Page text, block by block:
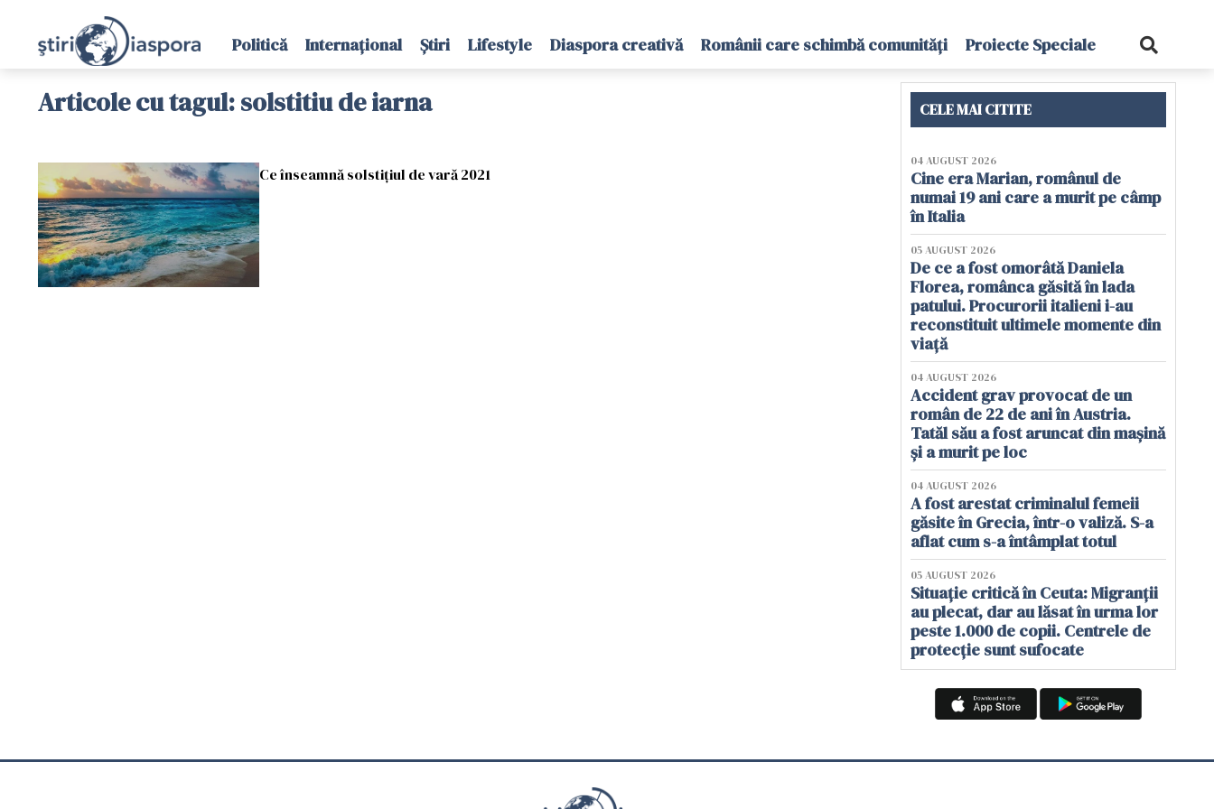
Politică Internațional Știri Lifestyle Diaspora creativă Românii care schimbă comunități Proiecte Speciale
Articole cu tagul: solstitiu de iarna
Ce înseamnă solstițiul de vară 2021
CELE MAI CITITE
04 AUGUST 2026
Cine era Marian, românul de
numai 19 ani care a murit pe câmp
în Italia
05 AUGUST 2026
De ce a fost omorâtă Daniela
Florea, românca găsită în lada
patului. Procurorii italieni i-au
reconstituit ultimele momente din
viață
04 AUGUST 2026
Accident grav provocat de un
român de 22 de ani în Austria.
Tatăl său a fost aruncat din mașină
și a murit pe loc
04 AUGUST 2026
A fost arestat criminalul femeii
găsite în Grecia, într-o valiză. S-a
aflat cum s-a întâmplat totul
05 AUGUST 2026
Situație critică în Ceuta: Migranții
au plecat, dar au lăsat în urma lor
peste 1.000 de copii. Centrele de
protecție sunt sufocate